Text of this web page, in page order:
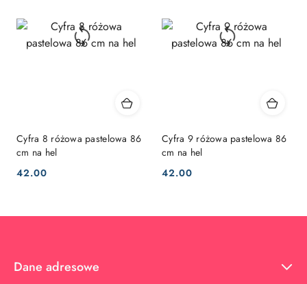
Cyfra 8 różowa pastelowa 86
cm na hel
Cena:
42.00
Cyfra 9 różowa pastelowa 86
cm na hel
Cena:
42.00
Dane adresowe